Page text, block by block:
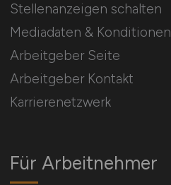
Für Arbeitnehmer
Stellenanzeigen schalten
Mediadaten & Konditionen
Arbeitgeber Seite
Arbeitgeber Kontakt
Karrierenetzwerk